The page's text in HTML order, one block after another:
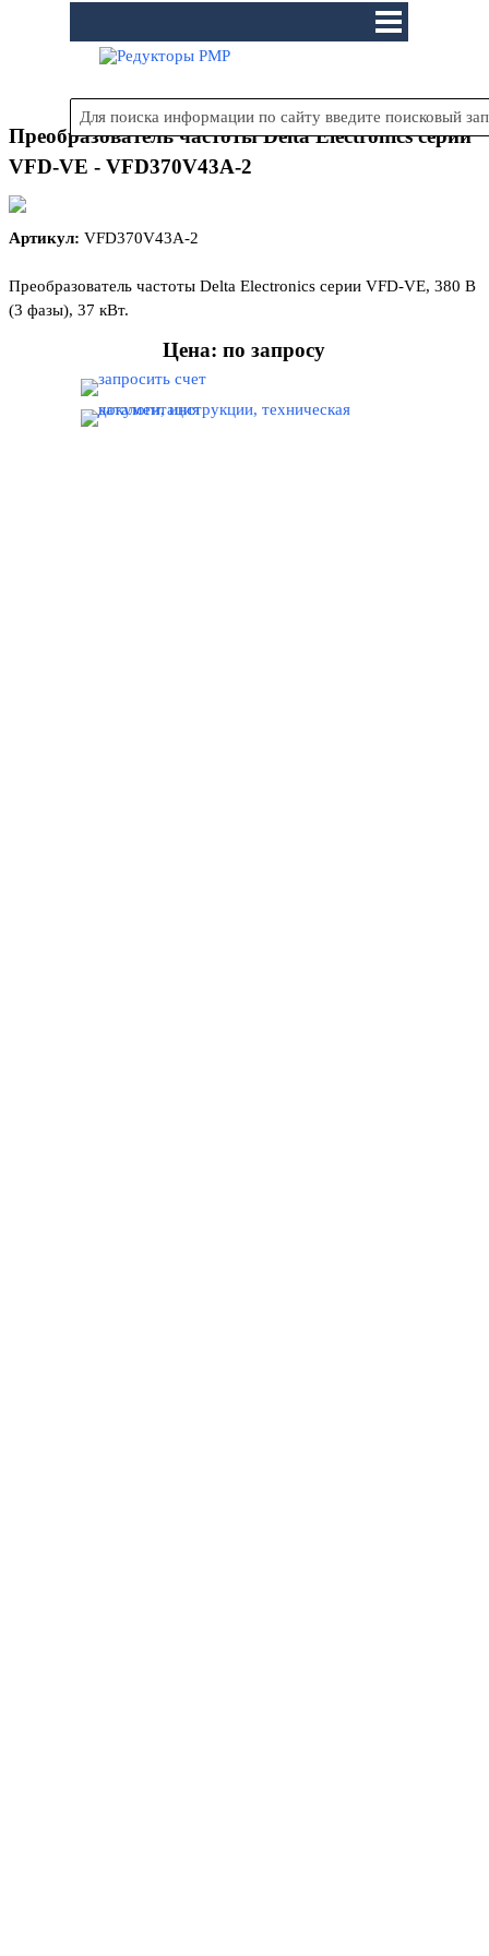
Перейти к контенту
Преобразователь частоты Delta Electronics серии
VFD-VE - VFD370V43A-2
Артикул: VFD370V43A-2
Преобразователь частоты Delta Electronics серии VFD-VE, 380 В
(3 фазы), 37 кВт.
Цена: по запросу